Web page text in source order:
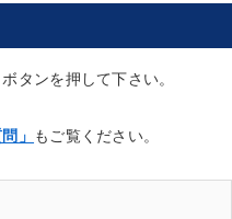
タンを押して下さい。
」 もご覧ください。